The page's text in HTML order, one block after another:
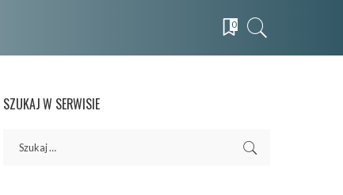
0
SZUKAJ W SERWISIE